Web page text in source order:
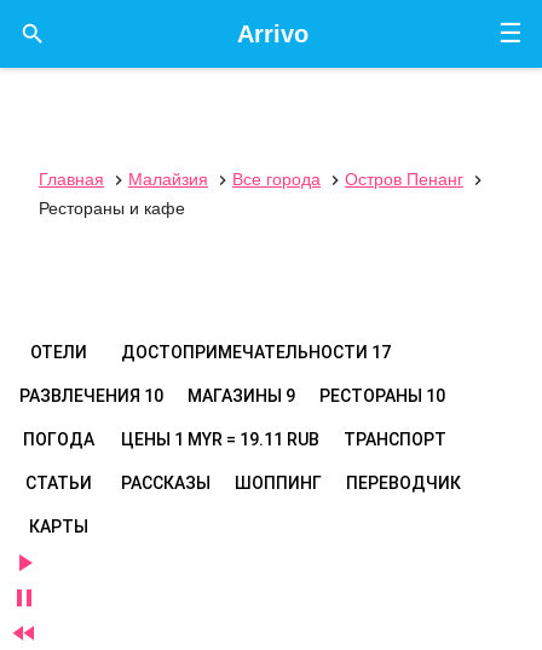
☰
Arrivo

Главная  Малайзия  Все города  Остров Пенанг

Рестораны и кафе
ОТЕЛИ ДОСТОПРИМЕЧАТЕЛЬНОСТИ 17
РАЗВЛЕЧЕНИЯ 10 МАГАЗИНЫ 9 РЕСТОРАНЫ 10
ПОГОДА ЦЕНЫ 1 MYR = 19.11 RUB ТРАНСПОРТ
СТАТЬИ РАССКАЗЫ ШОППИНГ ПЕРЕВОДЧИК
КАРТЫ


